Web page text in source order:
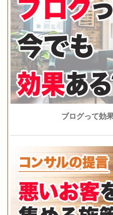
ブログって効